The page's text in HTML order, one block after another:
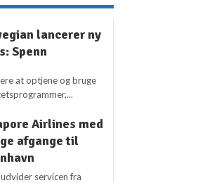
lancerer ny
Spenn
at optjene og bruge
Airlines med
afgange til
servicen fra